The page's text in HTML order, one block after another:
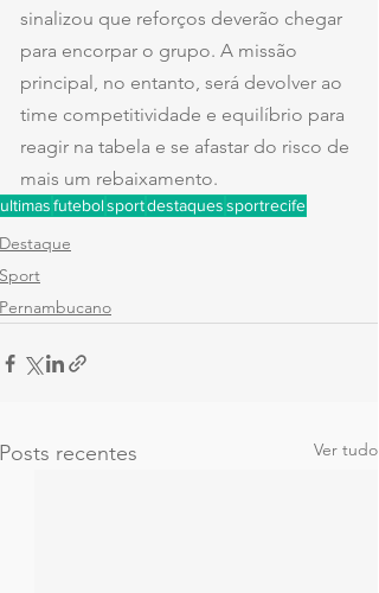
sinalizou que reforços deverão chegar
para encorpar o grupo. A missão
principal, no entanto, será devolver ao
time competitividade e equilíbrio para
reagir na tabela e se afastar do risco de
mais um rebaixamento.
ultimasfutebolsportdestaquessportrecife
Destaque
Sport
Pernambucano
Posts recentes Ver tudo